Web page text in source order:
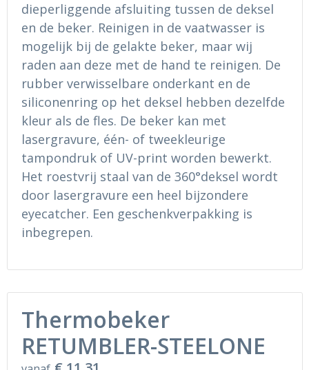
dieperliggende afsluiting tussen de deksel
en de beker. Reinigen in de vaatwasser is
mogelijk bij de gelakte beker, maar wij
raden aan deze met de hand te reinigen. De
rubber verwisselbare onderkant en de
siliconenring op het deksel hebben dezelfde
kleur als de fles. De beker kan met
lasergravure, één- of tweekleurige
tampondruk of UV-print worden bewerkt.
Het roestvrij staal van de 360°deksel wordt
door lasergravure een heel bijzondere
eyecatcher. Een geschenkverpakking is
inbegrepen.
Thermobeker
RETUMBLER-STEELONE